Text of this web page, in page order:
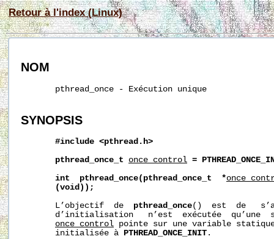
Retour à l'index (Linux)
NOM
       pthread_once - Exécution unique
SYNOPSIS
#include <pthread.h>
pthread_once_t
once_control =
int
pthread_once(pthread_once_t *
(void));
       L’objectif  de
pthread_once()  est  de
d’initialisation   n’est  exécutée  qu’une
once_control pointe sur une variable
       initialisée à
PTHREAD_ONCE_INIT .